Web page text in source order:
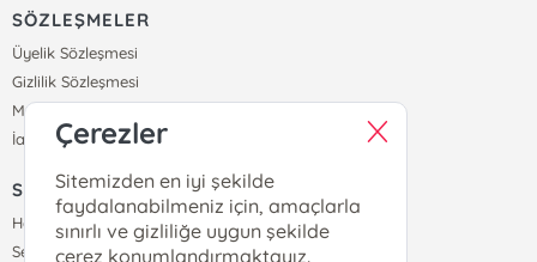
SÖZLEŞMELER
Üyelik Sözleşmesi
Gizlilik Sözleşmesi
Mesafeli Satış Sözleşmesi
İade ve Teslimat Koşulları
SİPARİŞ
Hesabım
Sepetim
Çerezler
Sitemizden en iyi şekilde
faydalanabilmeniz için, amaçlarla
sınırlı ve gizliliğe uygun şekilde
çerez konumlandırmaktayız.